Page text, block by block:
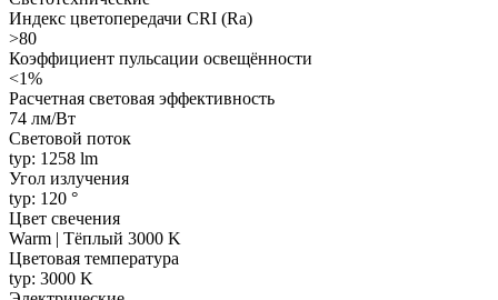
Индекс цветопередачи CRI (Ra)
>80
Коэффициент пульсации освещённости
<1%
Расчетная световая эффективность
74 лм/Вт
Световой поток
typ: 1258 lm
Угол излучения
typ: 120 °
Цвет свечения
Warm | Тёплый 3000 K
Цветовая температура
typ: 3000 K